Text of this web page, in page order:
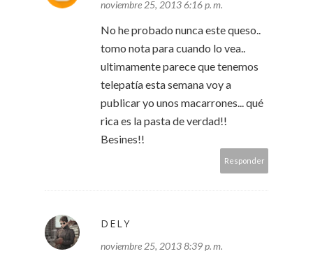
noviembre 25, 2013 6:16 p. m.
No he probado nunca este queso..
tomo nota para cuando lo vea..
ultimamente parece que tenemos
telepatía esta semana voy a
publicar yo unos macarrones... qué
rica es la pasta de verdad!!
Besines!!
Responder
DELY
noviembre 25, 2013 8:39 p. m.